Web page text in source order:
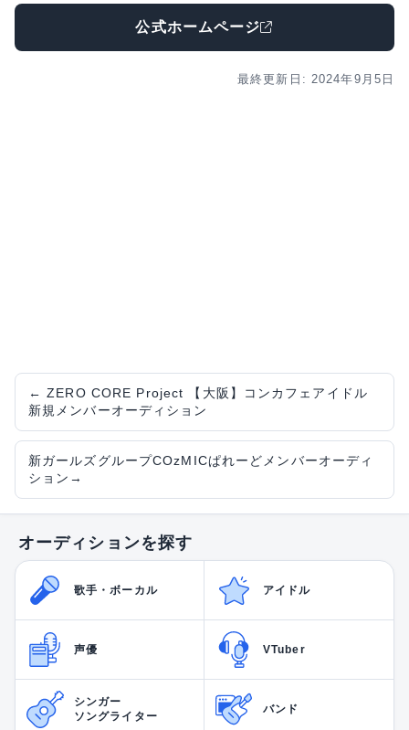
公式ホームページ
最終更新日: 2024年9月5日
← ZERO CORE Project 【大阪】コンカフェアイドル
新規メンバーオーディション
新ガールズグループCOzMICぱれーどメンバーオーディ
ション →
オーディションを探す
歌手・ボーカル アイドル
声優 VTuber
シンガー
ソングライター
バンド